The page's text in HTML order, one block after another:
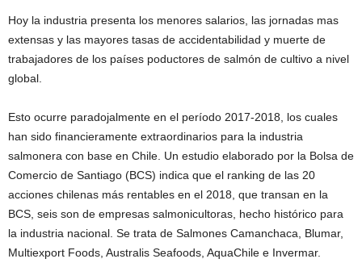
Hoy la industria presenta los menores salarios, las jornadas mas
extensas y las mayores tasas de accidentabilidad y muerte de
trabajadores de los países poductores de salmón de cultivo a nivel
global.
Esto ocurre paradojalmente en el período 2017-2018, los cuales
han sido financieramente extraordinarios para la industria
salmonera con base en Chile. Un estudio elaborado por la Bolsa de
Comercio de Santiago (BCS) indica que el ranking de las 20
acciones chilenas más rentables en el 2018, que transan en la
BCS, seis son de empresas salmonicultoras, hecho histórico para
la industria nacional. Se trata de Salmones Camanchaca, Blumar,
Multiexport Foods, Australis Seafoods, AquaChile e Invermar.